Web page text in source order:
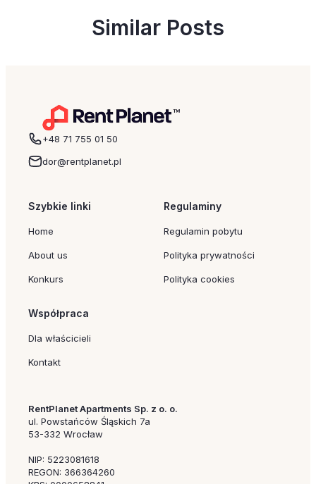
Similar Posts
+48 71 755 01 50
dor@rentplanet.pl
Szybkie linki
Home
About us
Konkurs
Regulaminy
Regulamin pobytu
Polityka prywatności
Polityka cookies
Współpraca
Dla właścicieli
Kontakt
RentPlanet Apartments Sp. z o. o.
ul. Powstańców Śląskich 7a
53-332 Wrocław
NIP: 5223081618
REGON: 366364260